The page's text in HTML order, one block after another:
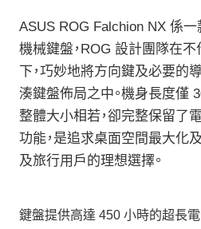
ASUS ROG Falchion NX 係
機械鍵盤，ROG 設計團隊在
下，巧妙地將方向鍵及必要的
湊鍵盤佈局之中。機身長度僅
整體大小相若，卻完整保留了
功能，是追求桌面空間最大化
及旅行用戶的理想選擇。
鍵盤提供高達 450 小時的超長